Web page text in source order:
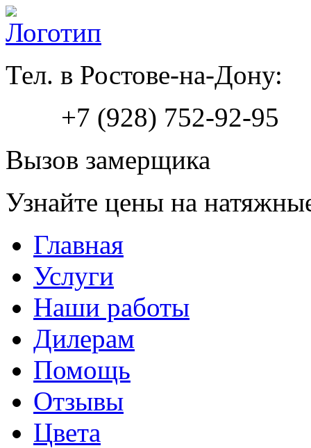
Тел. в Ростове-на-Дону:
+7 (928) 752-92-95
Вызов замерщика
Узнайте цены на
Главная
Услуги
Наши работы
Дилерам
Помощь
Отзывы
Цвета